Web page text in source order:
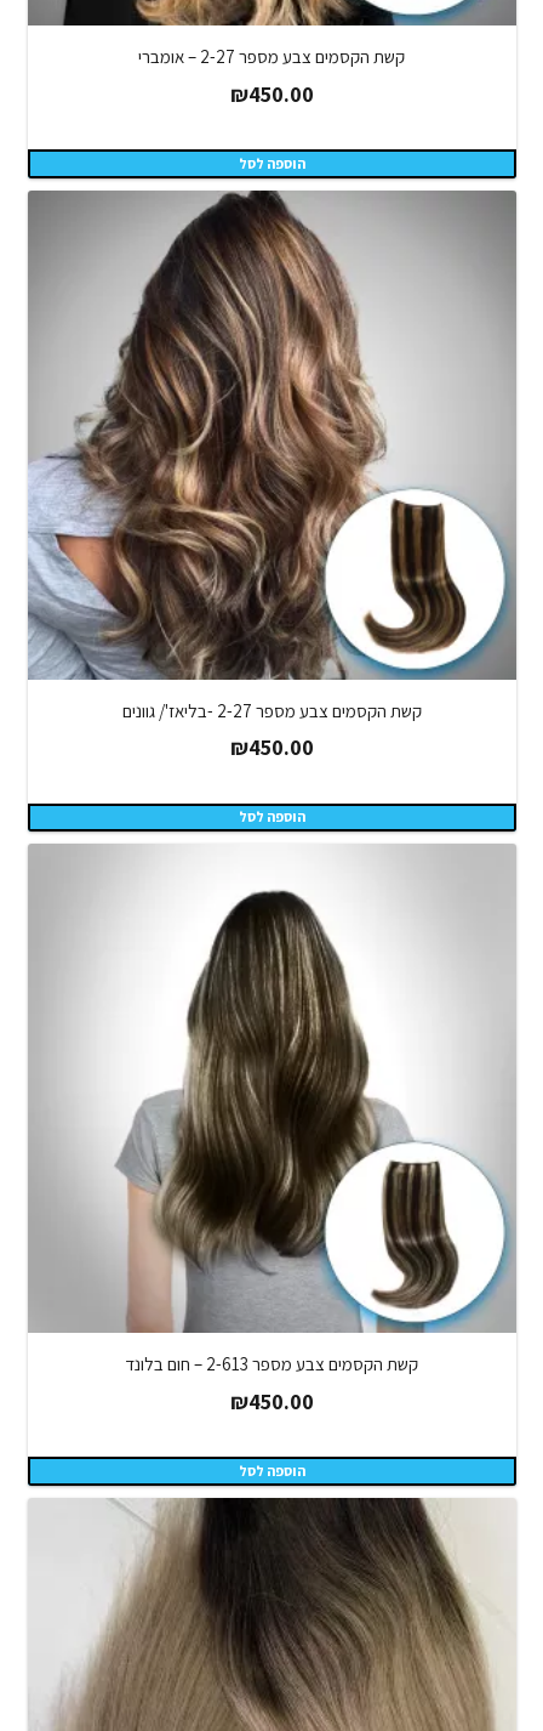
קשת הקסמים צבע מספר 2-27 – אומברי
₪450.00
הוספה לסל
קשת הקסמים צבע מספר 2-27 -בליאז'/ גוונים
₪450.00
הוספה לסל
קשת הקסמים צבע מספר 2-613 – חום בלונד
₪450.00
הוספה לסל